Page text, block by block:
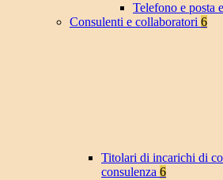
Telefono e posta
Consulenti e collaboratori 6
Titolari di incarichi di
consulenza 6